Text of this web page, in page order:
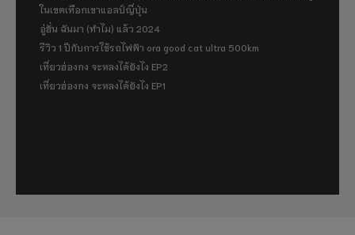
ในเขตเทือกเขาแอลป์ญี่ปุ่น
อู่ฮั่น ฉันมา (ทำไม) แล้ว 2024
รีวิว 1 ปีกับการใช้รถไฟฟ้า ora good cat ultra 500km
เที่ยวฮ่องกง จะหลงได้ยังไง EP2
เที่ยวฮ่องกง จะหลงได้ยังไง EP1